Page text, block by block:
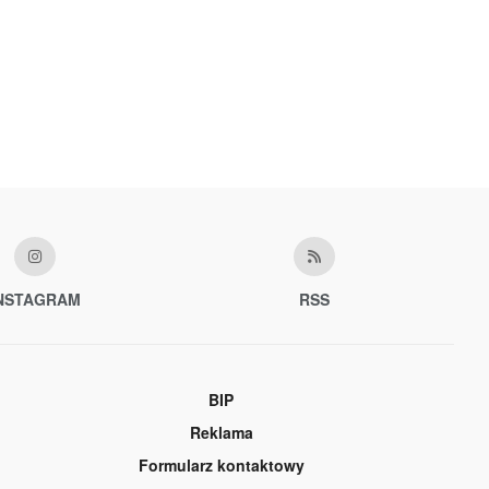
RSS
BIP
Reklama
Formularz kontaktowy